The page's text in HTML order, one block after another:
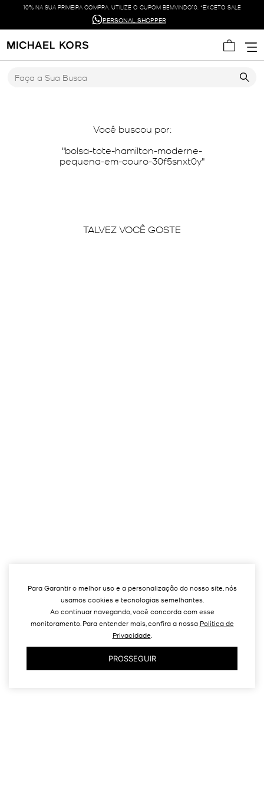
Para Garantir o melhor uso e a personalização do nosso site, nós
usamos cookies e tecnologias semelhantes.
Ao continuar navegando, você concorda com esse
monitoramento. Para entender mais, confira a nossa Política de
Privacidade.
PROSSEGUIR
10% NA SUA PRIMEIRA COMPRA. UTILIZE O CUPOM BEMVINDO10. *EXCETO SALE
PERSONAL SHOPPER
Você buscou por:
bolsa-tote-hamilton-moderne-
pequena-em-couro-30f5snxt0y
TALVEZ VOCÊ GOSTE